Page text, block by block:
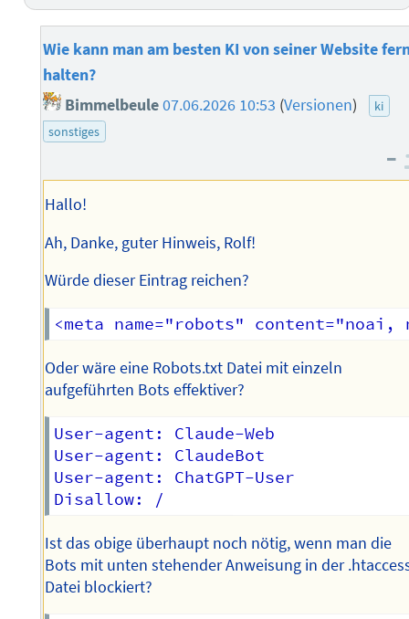
Wie kann man am besten KI von seiner Website
halten?
Bimmelbeule07.06.2026 10:53 (Versionen)
ki
sonstiges
–
Hallo!
Ah, Danke, guter Hinweis, Rolf!
Würde dieser Eintrag reichen?
Oder wäre eine Robots.txt Datei mit einzeln
aufgeführten Bots effektiver?
User-agent: Claude-Web
User-agent: ClaudeBot
User-agent: ChatGPT-User
Ist das obige überhaupt noch nötig, wenn man die
Bots mit unten stehender Anweisung in der
Datei blockiert?